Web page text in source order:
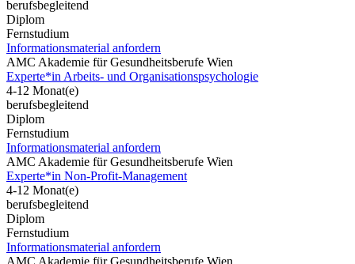
berufsbegleitend
Diplom
Fernstudium
Informationsmaterial anfordern
AMC Akademie für Gesundheitsberufe Wien
Experte*in Arbeits- und Organisationspsychologie
4-12 Monat(e)
berufsbegleitend
Diplom
Fernstudium
Informationsmaterial anfordern
AMC Akademie für Gesundheitsberufe Wien
Experte*in Non-Profit-Management
4-12 Monat(e)
berufsbegleitend
Diplom
Fernstudium
Informationsmaterial anfordern
AMC Akademie für Gesundheitsberufe Wien